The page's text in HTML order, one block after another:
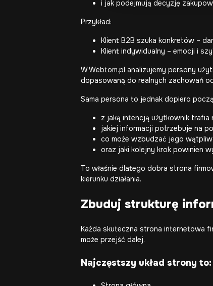
i jak podejmują decyzję
Przykład:
Klient B2B szuka konkretów –
Klient indywidualny – emocji i
W Webtom.pl analizujemy persony
dopasowaną do realnych zachowań
Sama persona to jednak dopiero
z jaką intencją użytkownik trafia
jakiej informacji potrzebuje na
co może wzbudzać jego
oraz jaki kolejny krok powinien
To właśnie dlatego dobra strona
kierunku działania.
Zbuduj strukturę
Każda skuteczna strona internetowa
może przejść dalej.
Najczęstszy układ strony to: